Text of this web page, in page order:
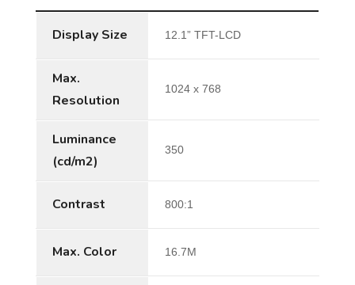
Display Size 12.1” TFT-LCD
Max.
Resolution
1024 x 768
Luminance
(cd/m2)
350
Contrast 800:1
Max. Color 16.7M